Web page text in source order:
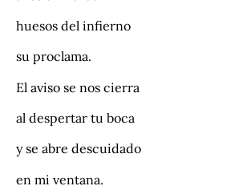
huesos del infierno
su proclama.
El aviso se nos cierra
al despertar tu boca
y se abre descuidado
en mi ventana.